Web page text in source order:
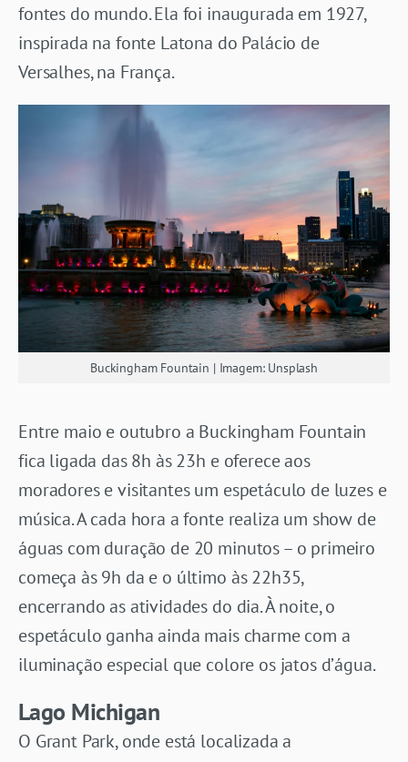
fontes do mundo. Ela foi inaugurada em 1927,
inspirada na fonte Latona do Palácio de
Versalhes, na França.
Buckingham Fountain | Imagem: Unsplash
Entre maio e outubro a Buckingham Fountain
fica ligada das 8h às 23h e oferece aos
moradores e visitantes um espetáculo de luzes e
música. A cada hora a fonte realiza um show de
águas com duração de 20 minutos – o primeiro
começa às 9h da e o último às 22h35,
encerrando as atividades do dia. À noite, o
espetáculo ganha ainda mais charme com a
iluminação especial que colore os jatos d’água.
Lago Michigan
O Grant Park, onde está localizada a